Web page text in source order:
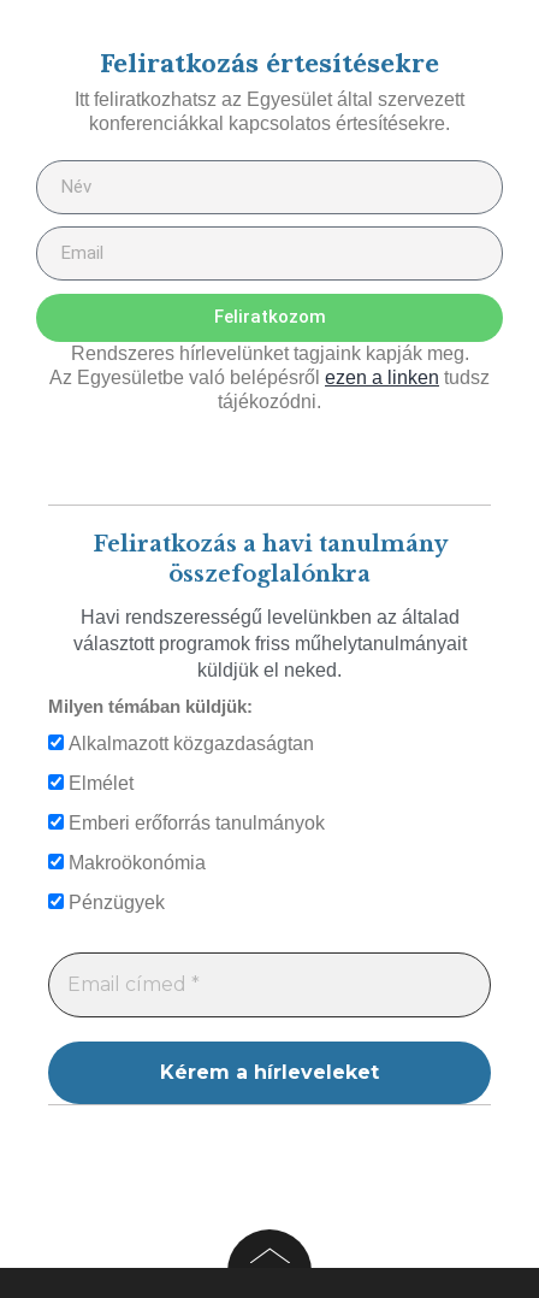
Feliratkozás értesítésekre
Itt feliratkozhatsz az Egyesület által szervezett
konferenciákkal kapcsolatos értesítésekre.
Feliratkozom
Rendszeres hírlevelünket tagjaink kapják meg.
Az Egyesületbe való belépésről ezen a linken tudsz
tájékozódni.
Feliratkozás a havi tanulmány
összefoglalónkra
Havi rendszerességű levelünkben az általad
választott programok friss műhelytanulmányait
küldjük el neked.
Milyen témában küldjük:
Alkalmazott közgazdaságtan
Elmélet
Emberi erőforrás tanulmányok
Makroökonómia
Pénzügyek